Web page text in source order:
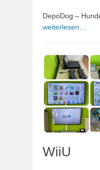
DepoDog –
weiterlesen…
WiiU